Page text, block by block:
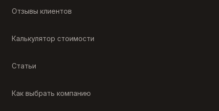
Отзывы клиентов
Калькулятор стоимости
Статьи
Как выбрать компанию